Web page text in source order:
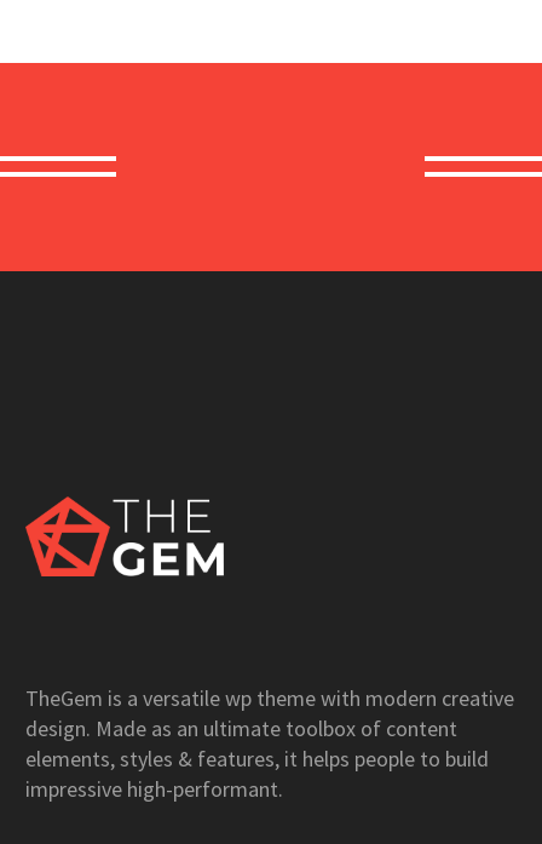
TheGem is a versatile wp theme with modern creative
design. Made as an ultimate toolbox of content
elements, styles & features, it helps people to build
impressive high-performant.